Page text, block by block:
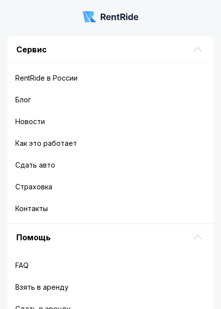
Сервис
RentRide в России
Блог
Новости
Как это работает
Сдать авто
Страховка
Контакты
Помощь
FAQ
Взять в аренду